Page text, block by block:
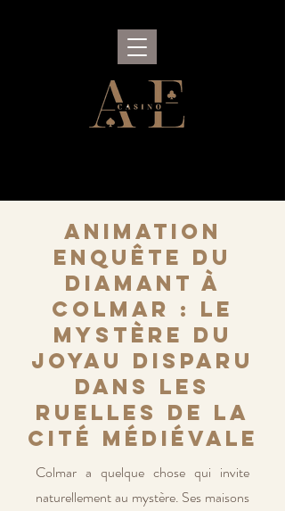
Animation
Enquête du
Diamant à
Colmar : le
mystère du
joyau disparu
dans les
ruelles de la
cité médiévale
Colmar a quelque chose qui invite
naturellement au mystère. Ses maisons